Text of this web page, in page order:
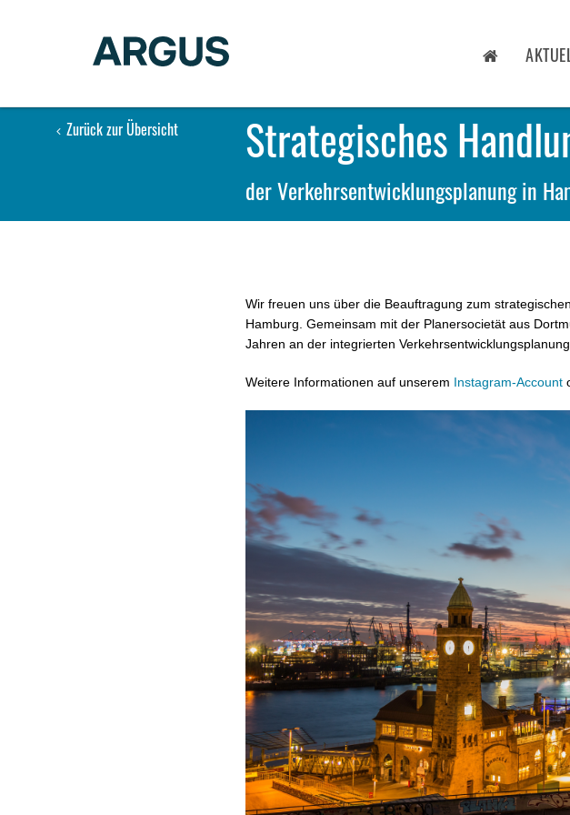
Zurück zur Übersicht Strategisches
der Verkehrsentwicklungsplanung in
Wir freuen uns über die Beauftragung zum
Hamburg. Gemeinsam mit der Planersocietät aus
Jahren an der integrierten Verkehrsentwicklungsplanung
Weitere Informationen auf unserem Instagram-Account